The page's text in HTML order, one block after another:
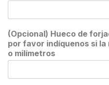
(Opcional) Hueco de
por favor indíquenos si
o milímetros